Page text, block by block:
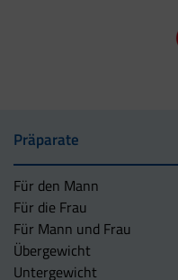
Präparate
Für den Mann
Für die Frau
Für Mann und Frau
Übergewicht
Untergewicht